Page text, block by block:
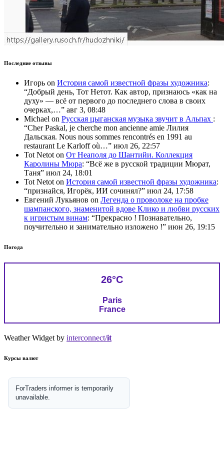
Последние отзывы
Игорь on История самой известной фразы художника:
“Добрый день, Тот Нетот. Как автор, признаюсь «как на
духу» — всё от первого до последнего слова в своих
очерках,…” авг 3, 08:48
Michael on Русская цыганская музыка звучит в Альпах :
“Cher Paskal, je cherche mon ancienne amie Лилия
Дальская. Nous nous sommes rencontrés en 1991 au
restaurant Le Karloff où…” июл 26, 22:57
Tot Netot on От Неаполя до Шантийи. Коллекция
Каролины Мюра: “Всё же в русской традиции Мюрат,
Таня” июл 24, 18:01
Tot Netot on История самой известной фразы художника:
“признайся, Игорёк, ИИ сочинял?” июл 24, 17:58
Евгений Лукьянов on Легенда о проволоке на пробке
шампанского, знаменитой вдове Клико и любви русских
к игристым винам: “Прекрасно ! Познавательно,
поучительно и занимательно изложено !” июн 26, 19:15
Погода
26°C
Paris
France
Weather Widget by interconnect/it
Курсы валют